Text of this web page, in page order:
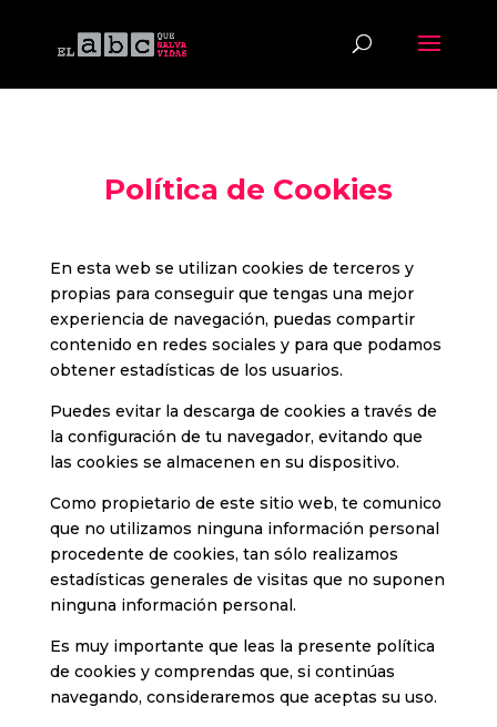
Política de Cookies
En esta web se utilizan cookies de terceros y
propias para conseguir que tengas una mejor
experiencia de navegación, puedas compartir
contenido en redes sociales y para que podamos
obtener estadísticas de los usuarios.
Puedes evitar la descarga de cookies a través de
la configuración de tu navegador, evitando que
las cookies se almacenen en su dispositivo.
Como propietario de este sitio web, te comunico
que no utilizamos ninguna información personal
procedente de cookies, tan sólo realizamos
estadísticas generales de visitas que no suponen
ninguna información personal.
Es muy importante que leas la presente política
de cookies y comprendas que, si continúas
navegando, consideraremos que aceptas su uso.